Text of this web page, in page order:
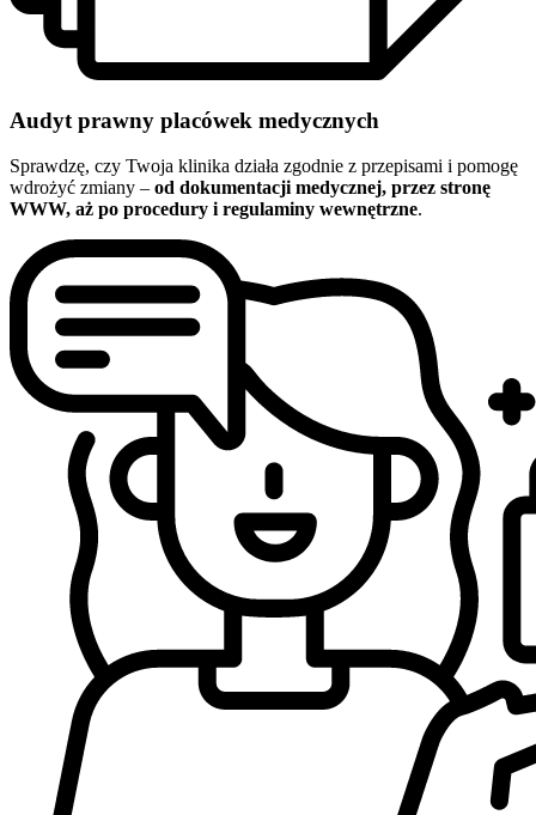
Audyt prawny placówek medycznych
Sprawdzę, czy Twoja klinika działa zgodnie z przepisami i pomogę
wdrożyć zmiany – od dokumentacji medycznej, przez stronę
WWW, aż po procedury i regulaminy wewnętrzne.